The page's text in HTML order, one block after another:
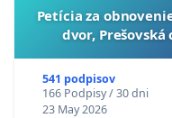
​Petícia za
dvor, Prešovská
541 podpisov
166 Podpisy / 30 dni
23 May 2026